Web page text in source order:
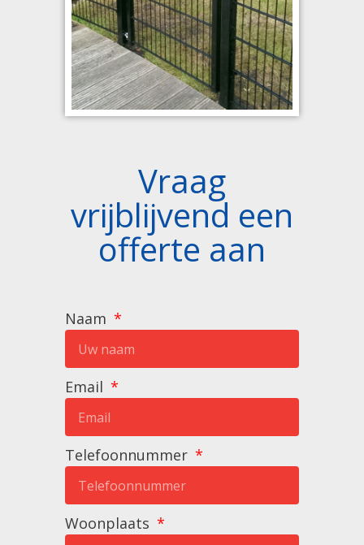
Vraag
vrijblijvend een
offerte aan
Naam
Email
Telefoonnummer
Woonplaats